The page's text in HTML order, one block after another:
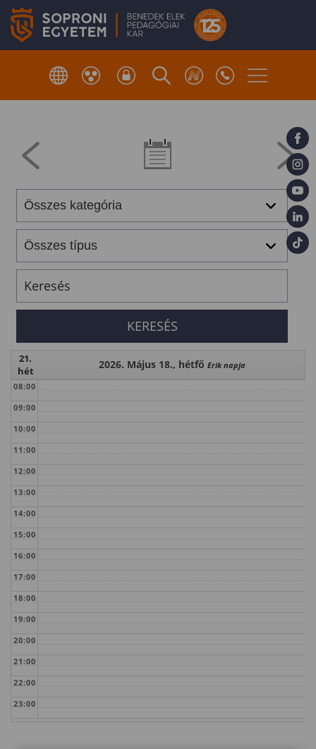
21.
hét
2026. Május 18., hétfő Erik napja
08:00
09:00
10:00
11:00
12:00
13:00
14:00
15:00
16:00
17:00
18:00
19:00
20:00
21:00
22:00
23:00